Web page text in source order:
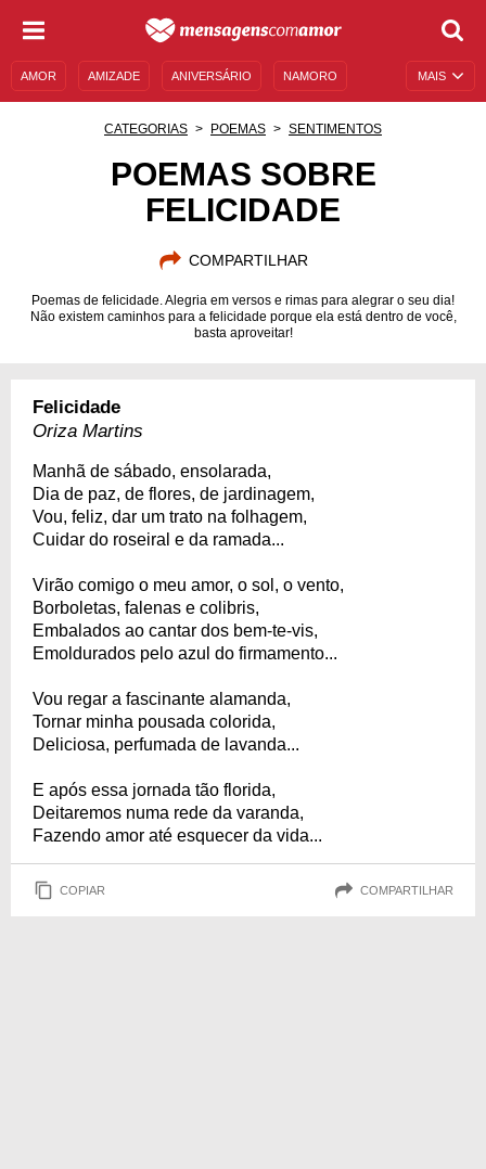
MAIS
AMOR AMIZADE ANIVERSÁRIO NAMORO
MENSAGENS E FRASES MENSAGENS DE ANIVERSÁRIO
CATEGORIAS POEMAS SENTIMENTOS
POEMAS SOBRE
FELICIDADE
COMPARTILHAR
Poemas de felicidade. Alegria em versos e rimas para alegrar o seu dia!
Não existem caminhos para a felicidade porque ela está dentro de você,
basta aproveitar!
Felicidade
Oriza Martins
Manhã de sábado, ensolarada,
Dia de paz, de flores, de jardinagem,
Vou, feliz, dar um trato na folhagem,
Cuidar do roseiral e da ramada...
Virão comigo o meu amor, o sol, o vento,
Borboletas, falenas e colibris,
Embalados ao cantar dos bem-te-vis,
Emoldurados pelo azul do firmamento...
Vou regar a fascinante alamanda,
Tornar minha pousada colorida,
Deliciosa, perfumada de lavanda...
E após essa jornada tão florida,
Deitaremos numa rede da varanda,
Fazendo amor até esquecer da vida...
COPIAR COMPARTILHAR